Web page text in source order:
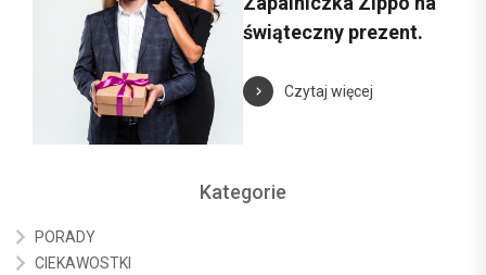
świąteczny prezent.
Czytaj więcej
Kategorie
PORADY
CIEKAWOSTKI